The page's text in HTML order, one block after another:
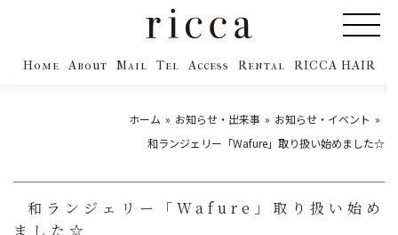
Home About Mail Tel Access Rental RICCA HAIR
ホーム お知らせ・出来事
お知らせ・イベント
和ランジェリー「Wafure」取り扱い始めました☆
和ランジェリー「Wafure」取り扱い始め
ました☆